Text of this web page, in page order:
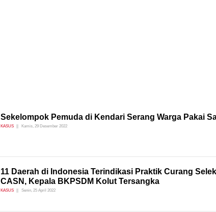
Sekelompok Pemuda di Kendari Serang Warga Pakai
KASUS Kamis, 29 Desember 2022
11 Daerah di Indonesia Terindikasi Praktik Curang
CASN, Kepala BKPSDM Kolut Tersangka
KASUS Senin, 25 April 2022